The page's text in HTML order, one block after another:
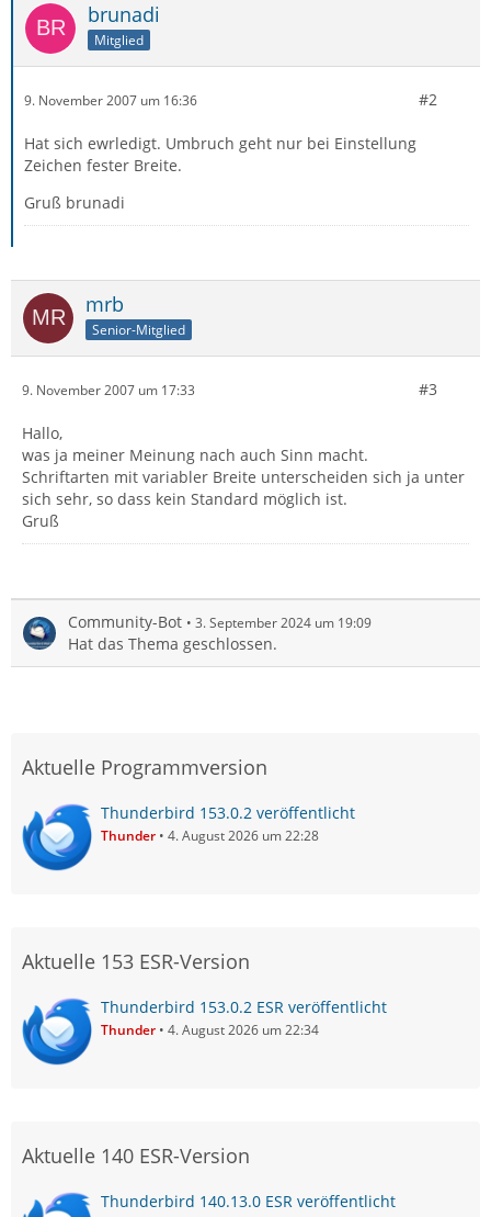
brunadi
Mitglied
9. November 2007 um 16:36 #2
Hat sich ewrledigt. Umbruch geht nur bei Einstellung
Zeichen fester Breite.
Gruß brunadi
mrb
Senior-Mitglied
9. November 2007 um 17:33 #3
Hallo,
was ja meiner Meinung nach auch Sinn macht.
Schriftarten mit variabler Breite unterscheiden sich ja unter
sich sehr, so dass kein Standard möglich ist.
Gruß
Community-Bot 3. September 2024 um 19:09
Hat das Thema geschlossen.
Aktuelle Programmversion
Thunderbird 153.0.2 veröffentlicht
Thunder 4. August 2026 um 22:28
Aktuelle 153 ESR-Version
Thunderbird 153.0.2 ESR veröffentlicht
Thunder 4. August 2026 um 22:34
Aktuelle 140 ESR-Version
Thunderbird 140.13.0 ESR veröffentlicht